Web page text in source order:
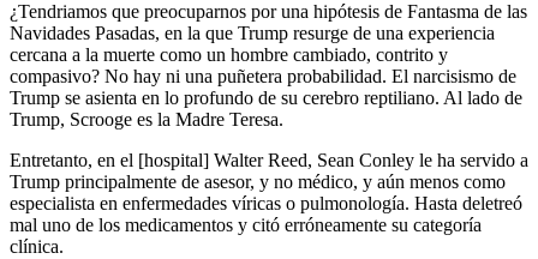
¿Tendriamos que preocuparnos por una hipótesis de Fantasma de las
Navidades Pasadas, en la que Trump resurge de una experiencia
cercana a la muerte como un hombre cambiado, contrito y
compasivo? No hay ni una puñetera probabilidad. El narcisismo de
Trump se asienta en lo profundo de su cerebro reptiliano. Al lado de
Trump, Scrooge es la Madre Teresa.
Entretanto, en el [hospital] Walter Reed, Sean Conley le ha servido a
Trump principalmente de asesor, y no médico, y aún menos como
especialista en enfermedades víricas o pulmonología. Hasta deletreó
mal uno de los medicamentos y citó erróneamente su categoría
clínica.